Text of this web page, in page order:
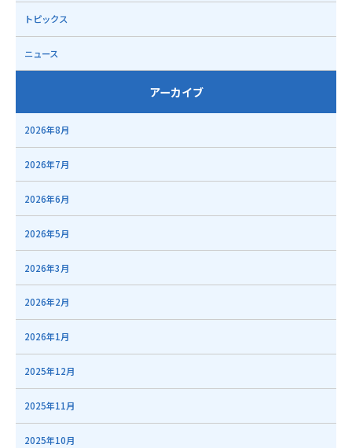
トピックス
ニュース
アーカイブ
2026年8月
2026年7月
2026年6月
2026年5月
2026年3月
2026年2月
2026年1月
2025年12月
2025年11月
2025年10月